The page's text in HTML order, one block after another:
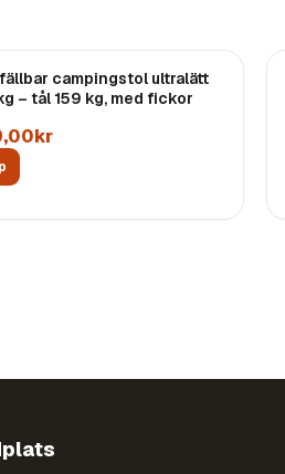
campingstol ultralätt
– tål 159 kg, med fickor